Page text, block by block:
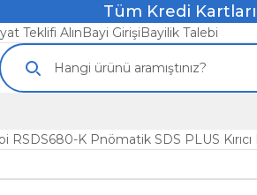
Tüm Kredi
Teklifi AlınBayi GirişiBayilik Talebi
RSDS680-K Pnömatik SDS PLUS